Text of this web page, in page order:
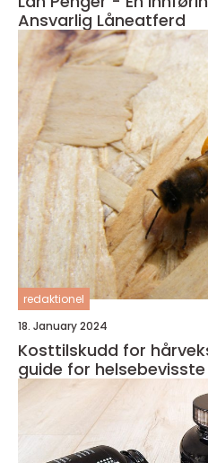
Ansvarlig Låneatferd
redaktionel
18. January 2024
Kosttilskudd for
guide for